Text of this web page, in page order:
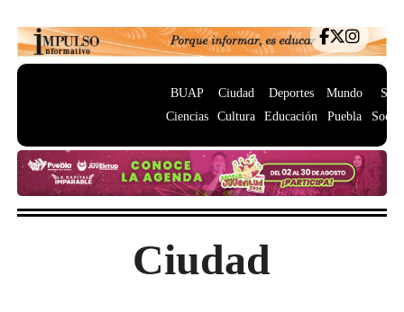
BUAP
Ciencias
Ciudad
Cultura
Deportes
Educación
Mundo
Puebla
Ciudad